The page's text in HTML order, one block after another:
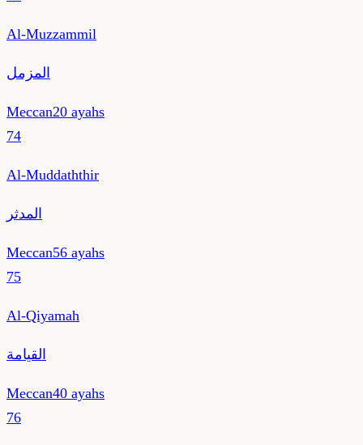
Al-Muzzammil
المزمل
Meccan20 ayahs
74
Al-Muddaththir
المدثر
Meccan56 ayahs
75
Al-Qiyamah
القيامة
Meccan40 ayahs
76